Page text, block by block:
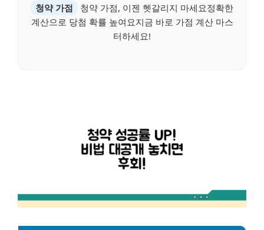
청약 가점
청약 가점, 이젠 헷갈리지 마세요정확한
계산으로 당첨 확률 높여요지금 바로 가점 계산 마스
터하세요!